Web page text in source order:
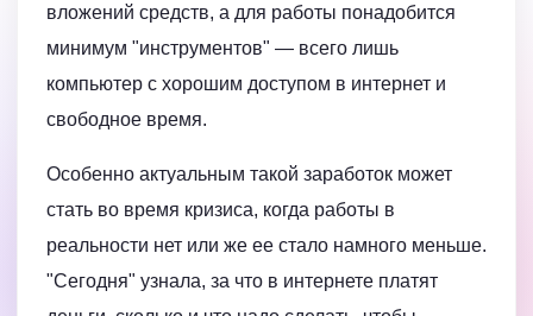
вложений средств, а для работы понадобится
минимум "инструментов" — всего лишь
компьютер с хорошим доступом в интернет и
свободное время.
Особенно актуальным такой заработок может
стать во время кризиса, когда работы в
реальности нет или же ее стало намного меньше.
"Сегодня" узнала, за что в интернете платят